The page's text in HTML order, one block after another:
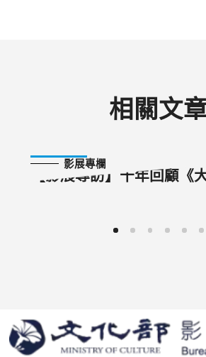
相關文
影展專欄
【影展專訪】十年回顧《